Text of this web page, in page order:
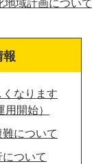
地域計画について
報
なります
用開始）
について
ついて